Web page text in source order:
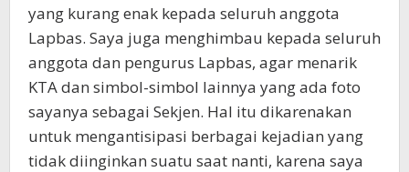
yang kurang enak kepada seluruh anggota
Lapbas. Saya juga menghimbau kepada seluruh
anggota dan pengurus Lapbas, agar menarik
KTA dan simbol-simbol lainnya yang ada foto
sayanya sebagai Sekjen. Hal itu dikarenakan
untuk mengantisipasi berbagai kejadian yang
tidak diinginkan suatu saat nanti, karena saya